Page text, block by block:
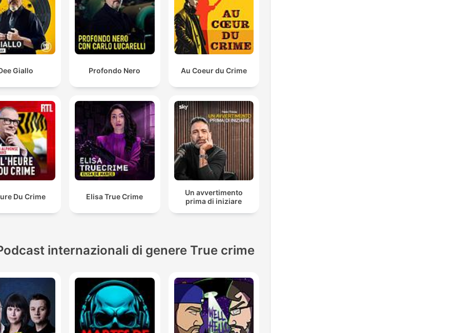
Giallo Profondo Nero Au Coeur du Crime
Du Crime Elisa True Crime
Un avvertimento
prima di iniziare
internazionali di genere True crime